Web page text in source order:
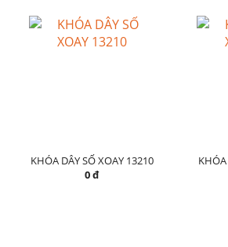
KHÓA DÂY SỐ XOAY 13210
0 đ
KHÓA